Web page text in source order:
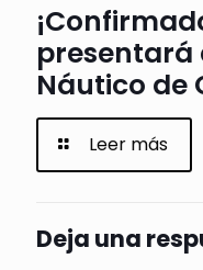
presentará
Náutico de
Leer más
Deja una